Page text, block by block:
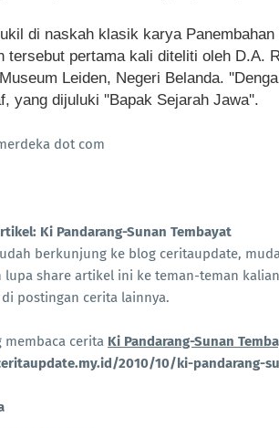
di naskah klasik karya
tersebut pertama kali diteliti oleh D.A.
Leiden, Negeri Belanda.
yang dijuluki ''Bapak Sejarah Jawa''.
dot com
Ki Pandarang-Sunan Tembayat
berkunjung ke blog ceritaupdate,
lupa share artikel ini ke teman-teman
postingan cerita lainnya.
membaca cerita Ki Pandarang-Sunan
2010/10/ki-pandarang-